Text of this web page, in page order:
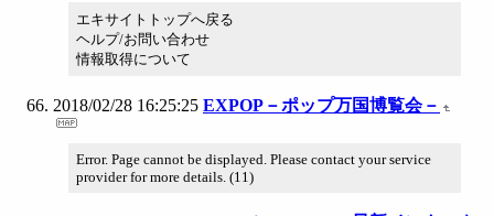
エキサイトトップへ戻る
ヘルプ/お問い合わせ
情報取得について
2018/02/28 16:25:25 EXPOP－ポップ万国博覧会－
Error. Page cannot be displayed. Please contact your service
provider for more details. (11)